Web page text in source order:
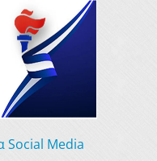
Social Media